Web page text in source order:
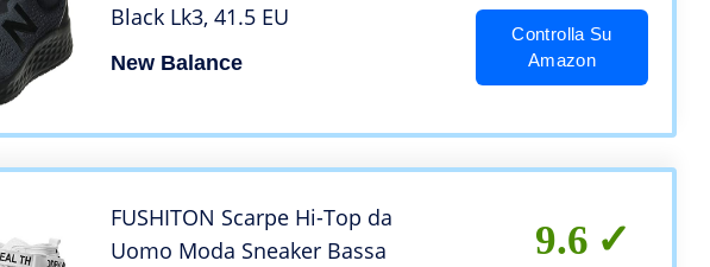
Black Lk3, 41.5 EU
New Balance
Controlla Su
Amazon
FUSHITON Scarpe Hi-Top da
Uomo Moda Sneaker Bassa
9.6